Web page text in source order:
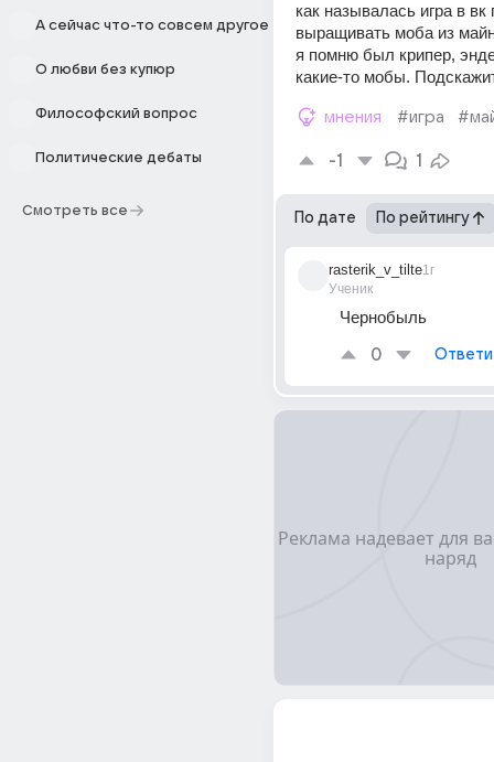
А сейчас что-то совсем другое
О любви без купюр
Философский вопрос
Политические дебаты
Смотреть все
как называлась игра в
выращивать моба из
я помню был крипер,
какие-то мобы.
мнения #игра
-1 1
По дате По рейтингу
rasterik_v_tilte
Ученик
1г
Чернобыль
0